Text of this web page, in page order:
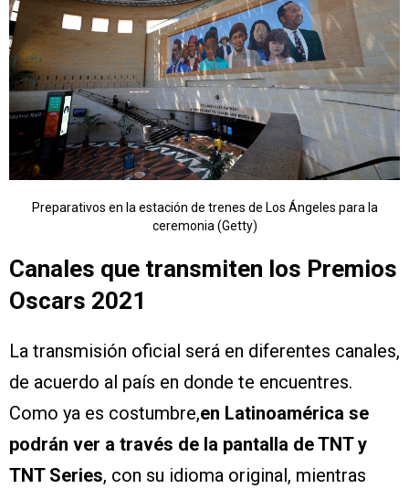
Preparativos en la estación de trenes de Los Ángeles para la
ceremonia (Getty)
Canales que transmiten los Premios
Oscars 2021
La transmisión oficial será en diferentes canales,
de acuerdo al país en donde te encuentres.
Como ya es costumbre,en Latinoamérica se
podrán ver a través de la pantalla de TNT y
TNT Series, con su idioma original, mientras